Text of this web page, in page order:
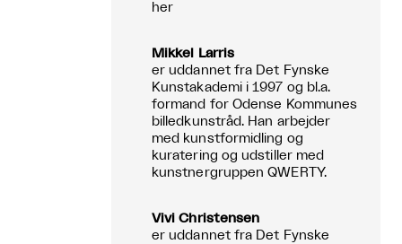
her
Mikkel Larris
er uddannet fra Det Fynske
Kunstakademi i 1997 og bl.a.
formand for Odense Kommunes
billedkunstråd. Han arbejder
med kunstformidling og
kuratering og udstiller med
kunstnergruppen QWERTY.
Vivi Christensen
er uddannet fra Det Fynske